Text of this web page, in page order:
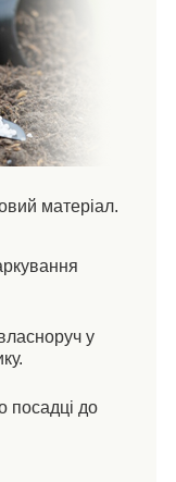
матеріал.
у
посадці до